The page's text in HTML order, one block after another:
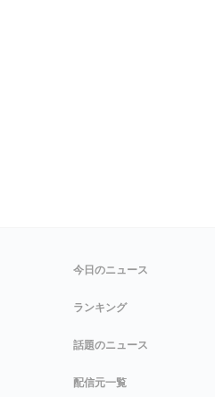
今日のニュース
ランキング
話題のニュース
配信元一覧